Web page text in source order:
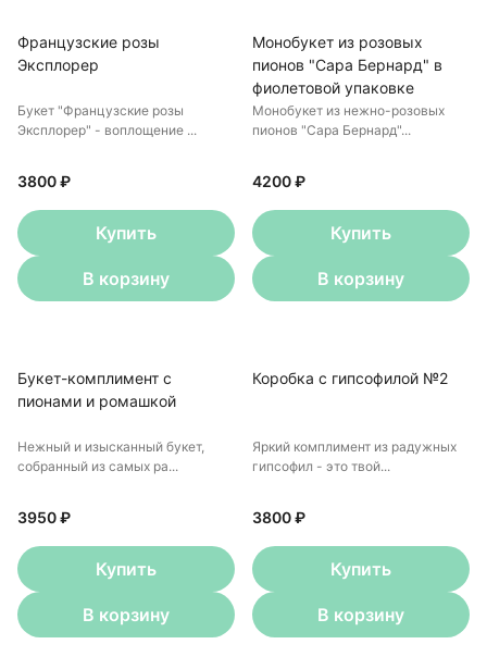
Французские розы
Эксплорер
Букет "Французские розы
Эксплорер" - воплощение ...
3800 ₽
Купить
В корзину
Монобукет из розовых
пионов "Сара Бернард" в
фиолетовой упаковке
Монобукет из нежно-розовых
пионов "Сара Бернард"...
4200 ₽
Купить
В корзину
Букет-комплимент с
пионами и ромашкой
Нежный и изысканный букет,
собранный из самых ра...
3950 ₽
Купить
В корзину
Коробка с гипсофилой №2
Яркий комплимент из радужных
гипсофил - это твой...
3800 ₽
Купить
В корзину